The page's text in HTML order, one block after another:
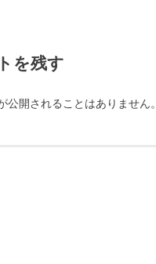
を残す
公開されることはありません。